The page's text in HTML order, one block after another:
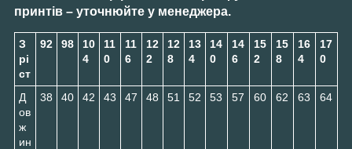
принтів – уточнюйте у менеджера.
З
рі
ст
92 98
10
4
11
0
11
6
12
2
12
8
13
4
14
0
14
6
15
2
15
8
16
4
17
0
Д
ов
ж
ин
38 40 42 43 47 48 51 52 53 57 60 62 63 64